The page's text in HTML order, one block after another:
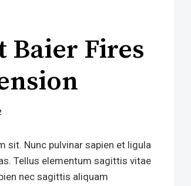
Baier Fires
Nunc pulvinar sapien et ligula
Tellus elementum sagittis vitae
nec sagittis aliquam